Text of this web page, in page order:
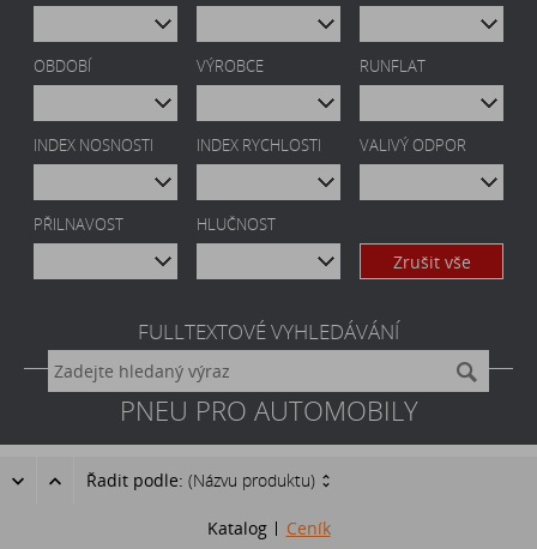
OBDOBÍ VÝROBCE RUNFLAT
INDEX NOSNOSTI INDEX RYCHLOSTI VALIVÝ ODPOR
PŘILNAVOST HLUČNOST
Zrušit vše
FULLTEXTOVÉ VYHLEDÁVÁNÍ
PNEU PRO AUTOMOBILY
Řadit podle: (Názvu produktu)
Katalog Ceník